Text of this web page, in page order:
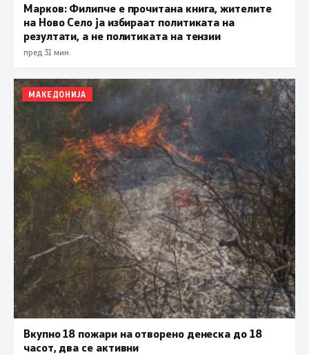
Марков: Филипче е прочитана книга, жителите
на Ново Село ја избираат политиката на
резултати, а не политиката на тензии
пред 31 мин.
МАКЕДОНИЈА
Вкупно 18 пожари на отворено денеска до 18
часот, два се активни